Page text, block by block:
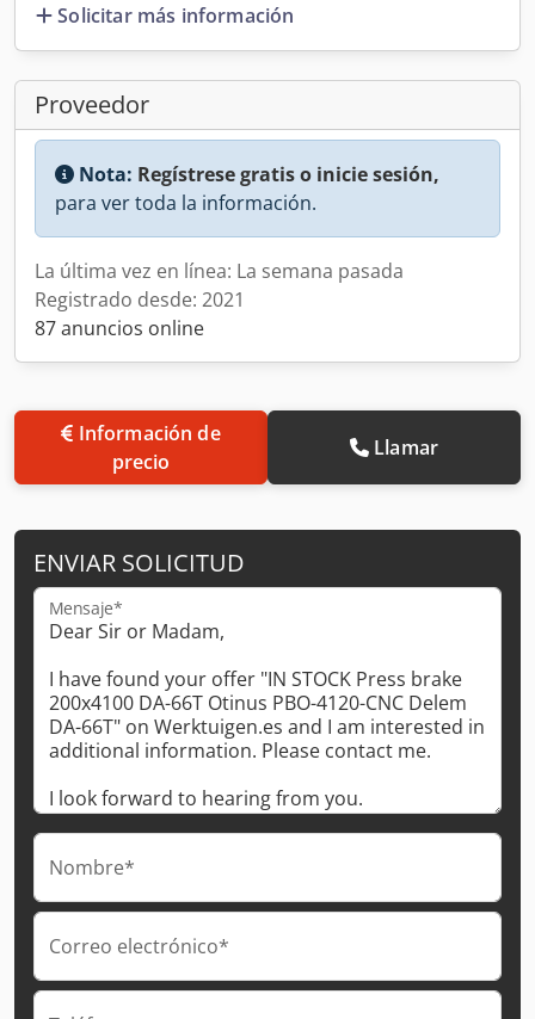
Solicitar más información
Proveedor
Nota: Regístrese gratis o inicie sesión,
para ver toda la información.
La última vez en línea: La semana pasada
Registrado desde: 2021
87 anuncios online
precio
Llamar
ENVIAR SOLICITUD
Mensaje*
Nombre*
Correo electrónico*